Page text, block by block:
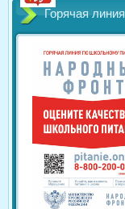
Горячая линия